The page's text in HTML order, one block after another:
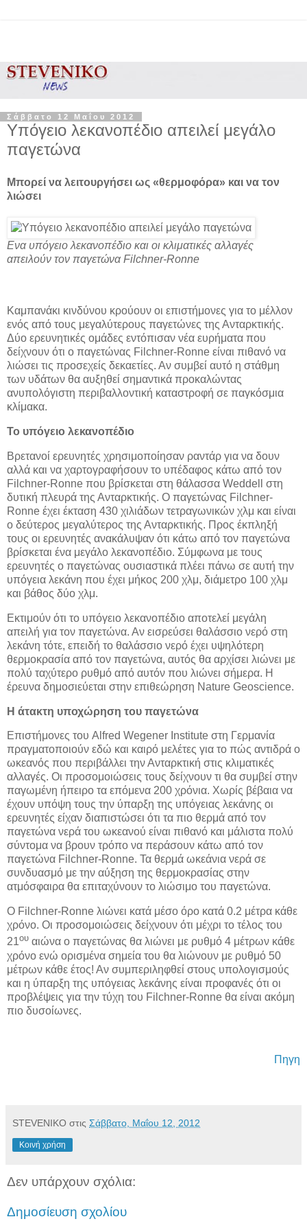
Σάββατο 12 Μαΐου 2012
Υπόγειο λεκανοπέδιο απειλεί μεγάλο
παγετώνα
Μπορεί να λειτουργήσει ως «θερμοφόρα» και να τον
λιώσει
Ενα υπόγειο λεκανοπέδιο και οι κλιματικές αλλαγές
απειλούν τον παγετώνα Filchner-Ronne
Καμπανάκι κινδύνου κρούουν οι επιστήμονες για το μέλλον
ενός από τους μεγαλύτερους παγετώνες της Ανταρκτικής.
Δύο ερευνητικές ομάδες εντόπισαν νέα ευρήματα που
δείχνουν ότι ο παγετώνας Filchner-Ronne είναι πιθανό να
λιώσει τις προσεχείς δεκαετίες. Αν συμβεί αυτό η στάθμη
των υδάτων θα αυξηθεί σημαντικά προκαλώντας
ανυπολόγιστη περιβαλλοντική καταστροφή σε παγκόσμια
κλίμακα.
Το υπόγειο λεκανοπέδιο
Βρετανοί ερευνητές χρησιμοποίησαν ραντάρ για να δουν
αλλά και να χαρτογραφήσουν το υπέδαφος κάτω από τον
Filchner-Ronne που βρίσκεται στη θάλασσα Weddell στη
δυτική πλευρά της Ανταρκτικής. Ο παγετώνας Filchner-
Ronne έχει έκταση 430 χιλιάδων τετραγωνικών χλμ και είναι
ο δεύτερος μεγαλύτερος της Ανταρκτικής. Προς έκπληξή
τους οι ερευνητές ανακάλυψαν ότι κάτω από τον παγετώνα
βρίσκεται ένα μεγάλο λεκανοπέδιο. Σύμφωνα με τους
ερευνητές ο παγετώνας ουσιαστικά πλέει πάνω σε αυτή την
υπόγεια λεκάνη που έχει μήκος 200 χλμ, διάμετρο 100 χλμ
και βάθος δύο χλμ.
Εκτιμούν ότι το υπόγειο λεκανοπέδιο αποτελεί μεγάλη
απειλή για τον παγετώνα. Αν εισρεύσει θαλάσσιο νερό στη
λεκάνη τότε, επειδή το θαλάσσιο νερό έχει υψηλότερη
θερμοκρασία από τον παγετώνα, αυτός θα αρχίσει λιώνει με
πολύ ταχύτερο ρυθμό από αυτόν που λιώνει σήμερα. Η
έρευνα δημοσιεύεται στην επιθεώρηση Nature Geoscience.
Η άτακτη υποχώρηση του παγετώνα
Επιστήμονες του Alfred Wegener Institute στη Γερμανία
πραγματοποιούν εδώ και καιρό μελέτες για το πώς αντιδρά ο
ωκεανός που περιβάλλει την Ανταρκτική στις κλιματικές
αλλαγές. Οι προσομοιώσεις τους δείχνουν τι θα συμβεί στην
παγωμένη ήπειρο τα επόμενα 200 χρόνια. Χωρίς βέβαια να
έχουν υπόψη τους την ύπαρξη της υπόγειας λεκάνης οι
ερευνητές είχαν διαπιστώσει ότι τα πιο θερμά από τον
παγετώνα νερά του ωκεανού είναι πιθανό και μάλιστα πολύ
σύντομα να βρουν τρόπο να περάσουν κάτω από τον
παγετώνα Filchner-Ronne. Τα θερμά ωκεάνια νερά σε
συνδυασμό με την αύξηση της θερμοκρασίας στην
ατμόσφαιρα θα επιταχύνουν το λιώσιμο του παγετώνα.
Ο Filchner-Ronne λιώνει κατά μέσο όρο κατά 0.2 μέτρα κάθε
χρόνο. Οι προσομοιώσεις δείχνουν ότι μέχρι το τέλος του
21ου αιώνα ο παγετώνας θα λιώνει με ρυθμό 4 μέτρων κάθε
χρόνο ενώ ορισμένα σημεία του θα λιώνουν με ρυθμό 50
μέτρων κάθε έτος! Αν συμπεριληφθεί στους υπολογισμούς
και η ύπαρξη της υπόγειας λεκάνης είναι προφανές ότι οι
προβλέψεις για την τύχη του Filchner-Ronne θα είναι ακόμη
πιο δυσοίωνες.
Πηγη
STEVENIKO στις Σάββατο, Μαΐου 12, 2012
Κοινή χρήση
Δεν υπάρχουν σχόλια:
Δημοσίευση σχολίου